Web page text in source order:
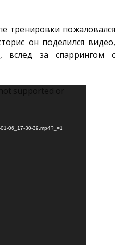
тренировки пожаловался
он поделился видео,
вслед за спаррингом с
supported or
06_17-30-39.mp4?_=1